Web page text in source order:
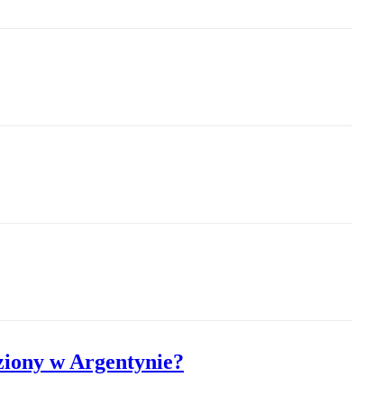
w Argentynie?